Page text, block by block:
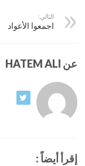
التالي:
اجمعوا الأعواد
عن HATEM ALI
إقرأ أيضاً :